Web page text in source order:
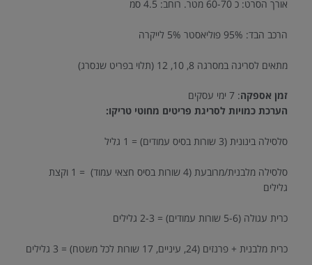
אורך הסרט: כ 60-70 מטר. רוחב: 4.5 סמ
הרכב הבד: 95% פוליאסטר 5% לייקרה
מתאים לסריגה במסרגה 8, 10, 12 (תלוי בפריט שנסרג)
זמן אספקה:
7 ימי עסקים
הערכת כמויות לסריגת פריטים מחוטי טריקו:
סלסילה בינונית (3 שורות בסיס עמודים) = 1 גליל
סלסילה מלבנית/מרובעת (4 שורות בסיס חצאי עמוד) = 1 וקצת
גלילים
כרית עגולה (5-6 שורות עמודים) = 2-3 גלילים
כרית מלבנית + פרנזים (24, עיניים, 17 שורות לכל משטח) = 3 גלילים